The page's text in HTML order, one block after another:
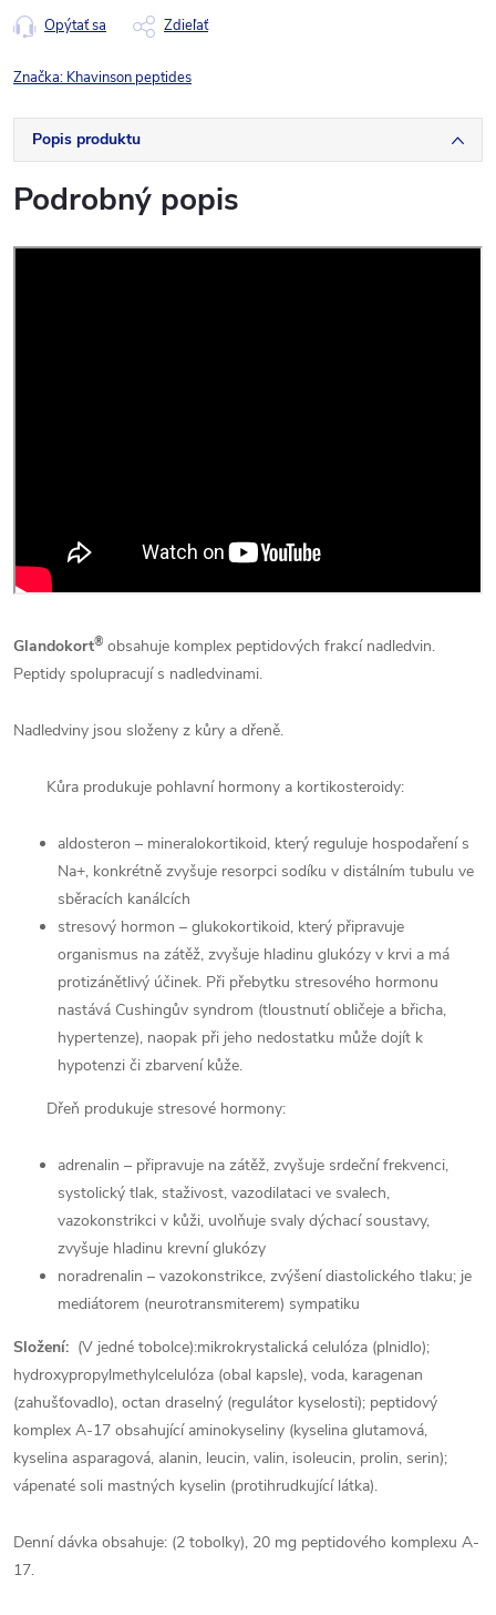
Opýtať sa Zdieľať
Značka: Khavinson peptides
Popis produktu
Podrobný popis
Glandokort® obsahuje komplex peptidových frakcí nadledvin.
Peptidy spolupracují s nadledvinami.
Nadledviny jsou složeny z kůry a dřeně.
Kůra produkuje pohlavní hormony a kortikosteroidy:
aldosteron – mineralokortikoid, který reguluje hospodaření s
Na+, konkrétně zvyšuje resorpci sodíku v distálním tubulu ve
sběracích kanálcích
stresový hormon – glukokortikoid, který připravuje
organismus na zátěž, zvyšuje hladinu glukózy v krvi a má
protizánětlivý účinek. Při přebytku stresového hormonu
nastává Cushingův syndrom (tloustnutí obličeje a břicha,
hypertenze), naopak při jeho nedostatku může dojít k
hypotenzi či zbarvení kůže.
Dřeň produkuje stresové hormony:
adrenalin – připravuje na zátěž, zvyšuje srdeční frekvenci,
systolický tlak, staživost, vazodilataci ve svalech,
vazokonstrikci v kůži, uvolňuje svaly dýchací soustavy,
zvyšuje hladinu krevní glukózy
noradrenalin – vazokonstrikce, zvýšení diastolického tlaku; je
mediátorem (neurotransmiterem) sympatiku
Složení: (V jedné tobolce):mikrokrystalická celulóza (plnidlo);
hydroxypropylmethylcelulóza (obal kapsle), voda, karagenan
(zahušťovadlo), octan draselný (regulátor kyselosti); peptidový
komplex A-17 obsahující aminokyseliny (kyselina glutamová,
kyselina asparagová, alanin, leucin, valin, isoleucin, prolin, serin);
vápenaté soli mastných kyselin (protihrudkující látka).
Denní dávka obsahuje: (2 tobolky), 20 mg peptidového komplexu A-
17.